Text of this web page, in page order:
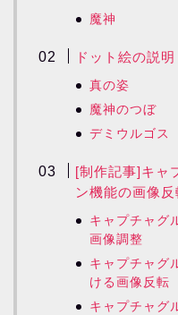
魔神
ドット絵の説明
真の姿
魔神のつぼ
デミウルゴス
[制作記事]キャ
ン機能の画像
キャプチャグ
画像調整
キャプチャグ
ける画像反転
キャプチャグ